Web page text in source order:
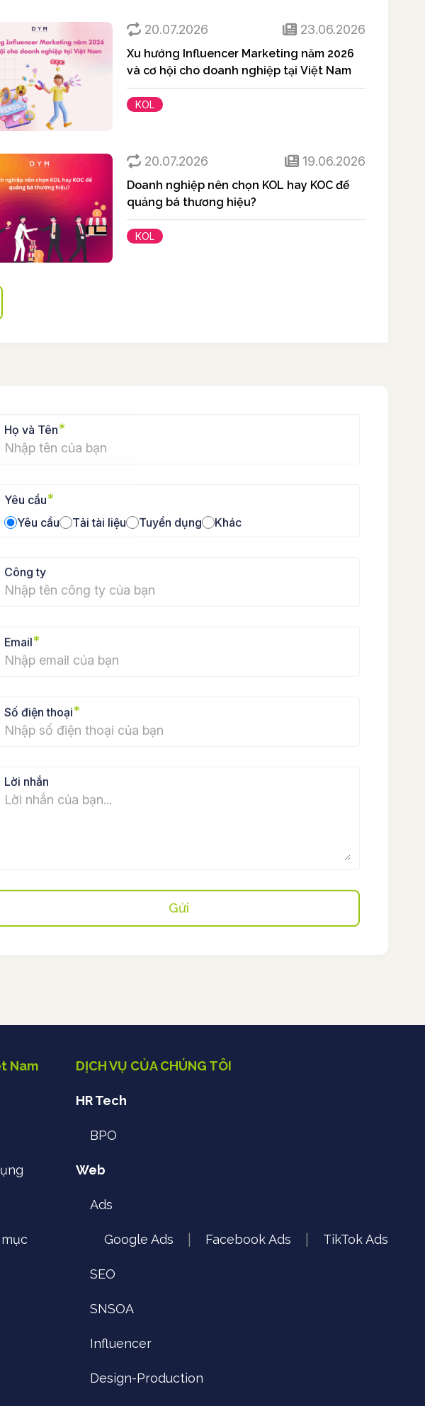
20.07.2026 23.06.2026
Xu hướng Influencer Marketing năm 2026
và cơ hội cho doanh nghiệp tại Việt Nam
KOL
20.07.2026 19.06.2026
Doanh nghiệp nên chọn KOL hay KOC để
quảng bá thương hiệu?
KOL
Họ và Tên*
Yêu cầu*
Yêu cầu Tải tài liệu Tuyển dụng Khác
Công ty
Email*
Số điện thoại*
Lời nhắn
Nam DỊCH VỤ CỦA CHÚNG TÔI
HR Tech
BPO
Web
Ads
Google Ads Facebook Ads TikTok Ads
SEO
SNSOA
Influencer
Design-Production